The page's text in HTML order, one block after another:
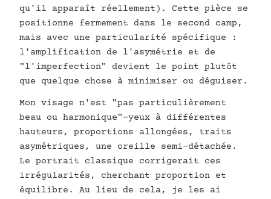
qu'il apparaît réellement). Cette pièce se
positionne fermement dans le second camp,
mais avec une particularité spécifique :
l'amplification de l'asymétrie et de
"l'imperfection" devient le point plutôt
que quelque chose à minimiser ou déguiser.
Mon visage n'est "pas particulièrement
beau ou harmonique"—yeux à différentes
hauteurs, proportions allongées, traits
asymétriques, une oreille semi-détachée.
Le portrait classique corrigerait ces
irrégularités, cherchant proportion et
équilibre. Au lieu de cela, je les ai